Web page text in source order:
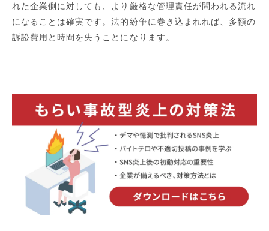
れた企業側に対しても、より厳格な管理責任が問われる流れ
になることは確実です。法的紛争に巻き込まれれば、多額の
訴訟費用と時間を失うことになります。